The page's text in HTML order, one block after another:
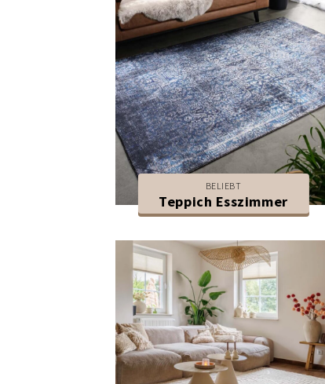
BELIEBT
Teppich Esszimmer